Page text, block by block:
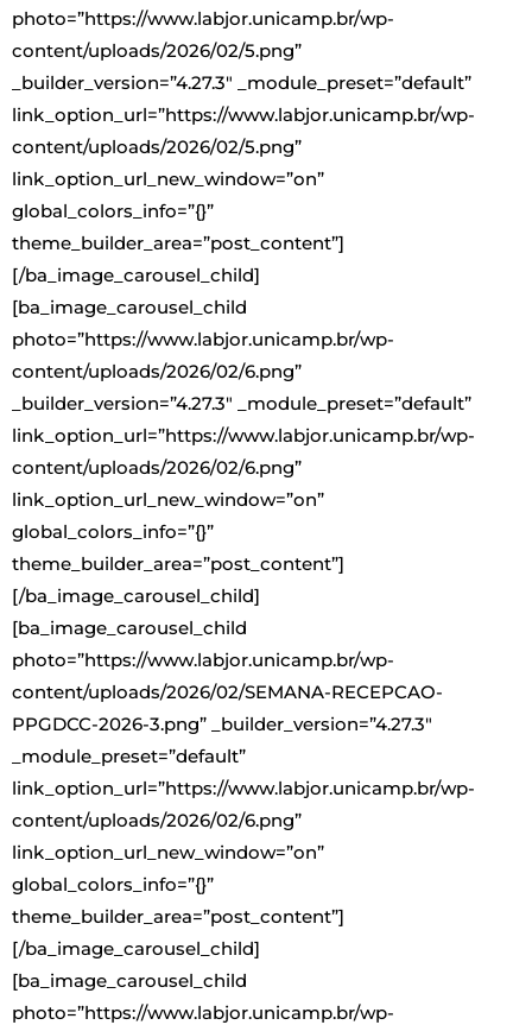
photo=”https://www.labjor.unicamp.br/wp-
content/uploads/2026/02/5.png”
_builder_version=”4.27.3″ _module_preset=”default”
link_option_url=”https://www.labjor.unicamp.br/wp-
content/uploads/2026/02/5.png”
link_option_url_new_window=”on”
global_colors_info=”{}”
theme_builder_area=”post_content”]
[/ba_image_carousel_child]
[ba_image_carousel_child
photo=”https://www.labjor.unicamp.br/wp-
content/uploads/2026/02/6.png”
_builder_version=”4.27.3″ _module_preset=”default”
link_option_url=”https://www.labjor.unicamp.br/wp-
content/uploads/2026/02/6.png”
link_option_url_new_window=”on”
global_colors_info=”{}”
theme_builder_area=”post_content”]
[/ba_image_carousel_child]
[ba_image_carousel_child
photo=”https://www.labjor.unicamp.br/wp-
content/uploads/2026/02/SEMANA-RECEPCAO-
PPGDCC-2026-3.png” _builder_version=”4.27.3″
_module_preset=”default”
link_option_url=”https://www.labjor.unicamp.br/wp-
content/uploads/2026/02/6.png”
link_option_url_new_window=”on”
global_colors_info=”{}”
theme_builder_area=”post_content”]
[/ba_image_carousel_child]
[ba_image_carousel_child
photo=”https://www.labjor.unicamp.br/wp-